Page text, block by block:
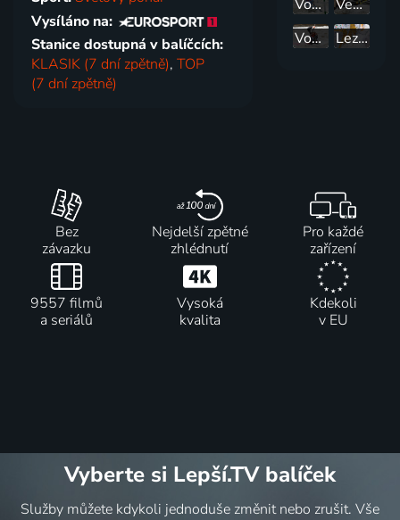
Vysíláno na:
Stanice dostupná v balíčcích:
KLASIK (7 dní zpětně),TOP
(7 dní zpětně)
Vodní slalom: SP Česko
Veslování: SP Švýcarsko
Vodní slalom: SP Francie
Lezení: SP v Salt Lake City
Bez
závazku
Nejdelší zpětné
zhlédnutí
Pro každé
zařízení
9557 filmů
a seriálů
Vysoká
kvalita
Kdekoli
v EU
Vyberte si Lepší.TV balíček
Služby můžete kdykoli jednoduše změnit nebo zrušit. Vše